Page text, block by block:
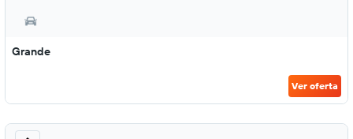
Grande
Ver oferta